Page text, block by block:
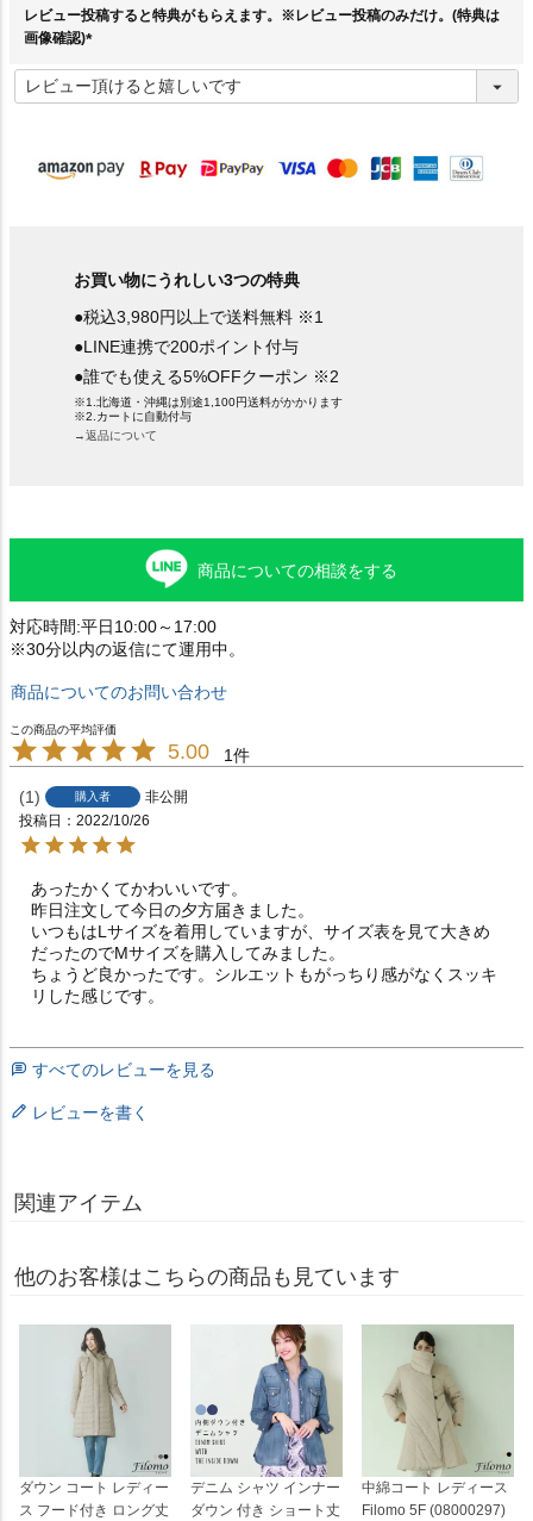
レビュー投稿すると特典がもらえます。※レビュー投稿のみだけ。(特典は
画像確認)
必
須
お買い物にうれしい3つの特典
●税込3,980円以上で送料無料 ※1
●LINE連携で200ポイント付与
●誰でも使える5%OFFクーポン ※2
※1.北海道・沖縄は別途1,100円送料がかかります
※2.カートに自動付与
→返品について
商品についての相談をする
対応時間:平日10:00～17:00
※30分以内の返信にて運用中。
商品についてのお問い合わせ
5.00 1
1 購入者
非公開
投稿日
2022/10/26
あったかくてかわいいです。
昨日注文して今日の夕方届きました。
いつもはLサイズを着用していますが、サイズ表を見て大きめ
だったのでMサイズを購入してみました。
ちょうど良かったです。シルエットもがっちり感がなくスッキ
すべてのレビューを見る
レビューを書く
関連アイテム
他のお客様はこちらの商品も見ています
ダウン コート レディー
ス フード付き ロング丈
デニム シャツ インナー
ダウン 付き ショート丈
中綿コート レディース
Filomo 5F (08000297)